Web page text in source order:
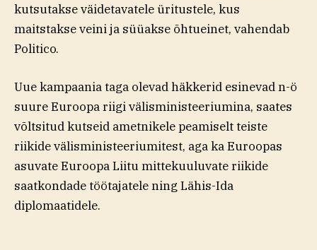
kutsutakse väidetavatele üritustele, kus
maitstakse veini ja süüakse õhtueinet, vahendab
Politico.
Uue kampaania taga olevad häkkerid esinevad n-ö
suure Euroopa riigi välisministeeriumina, saates
võltsitud kutseid ametnikele peamiselt teiste
riikide välisministeeriumitest, aga ka Euroopas
asuvate Euroopa Liitu mittekuuluvate riikide
saatkondade töötajatele ning Lähis-Ida
diplomaatidele.